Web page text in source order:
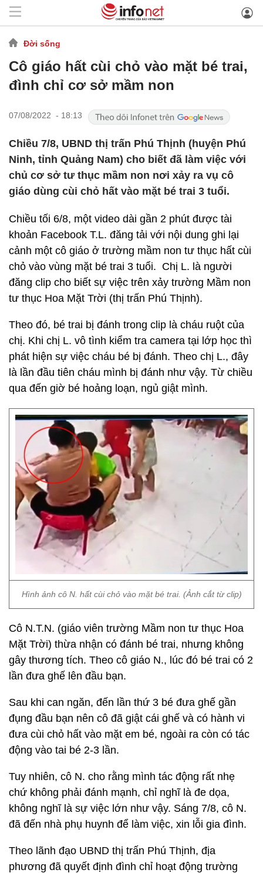
Đời sống
Cô giáo hất cùi chỏ vào mặt bé trai,
đình chỉ cơ sở mầm non
07/08/2022 - 18:13
Chiều 7/8, UBND thị trấn Phú Thịnh (huyện Phú
Ninh, tỉnh Quảng Nam) cho biết đã làm việc với
chủ cơ sở tư thục mầm non nơi xảy ra vụ cô
giáo dùng cùi chỏ hất vào mặt bé trai 3 tuổi.
Chiều tối 6/8, một video dài gần 2 phút được tài
khoản Facebook T.L. đăng tải với nội dung ghi lại
cảnh một cô giáo ở trường mầm non tư thục hất cùi
chỏ vào vùng mặt bé trai 3 tuổi. Chị L. là người
đăng clip cho biết sự việc trên xảy trường Mầm non
tư thục Hoa Mặt Trời (thị trấn Phú Thịnh).
Theo đó, bé trai bị đánh trong clip là cháu ruột của
chị. Khi chị L. vô tình kiểm tra camera tại lớp học thì
phát hiện sự việc cháu bé bị đánh. Theo chị L., đây
là lần đầu tiên cháu mình bị đánh như vậy. Từ chiều
qua đến giờ bé hoảng loạn, ngủ giật mình.
Hình ảnh cô N. hất cùi chỏ vào mặt bé trai. (Ảnh cắt từ clip)
Cô N.T.N. (giáo viên trường Mầm non tư thục Hoa
Mặt Trời) thừa nhận có đánh bé trai, nhưng không
gây thương tích. Theo cô giáo N., lúc đó bé trai có 2
lần đưa ghế lên đầu bạn.
Sau khi can ngăn, đến lần thứ 3 bé đưa ghế gần
đụng đầu bạn nên cô đã giật cái ghế và có hành vi
đưa cùi chỏ hất vào mặt em bé, ngoài ra còn có tác
động vào tai bé 2-3 lần.
Tuy nhiên, cô N. cho rằng mình tác động rất nhẹ
chứ không phải đánh mạnh, chỉ nghĩ là đe dọa,
không nghĩ là sự việc lớn như vậy. Sáng 7/8, cô N.
đã đến nhà phụ huynh để làm việc, xin lỗi gia đình.
Theo lãnh đạo UBND thị trấn Phú Thịnh, địa
phương đã quyết định đình chỉ hoạt động trường